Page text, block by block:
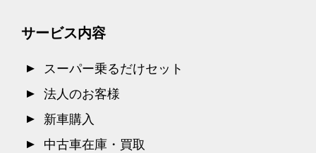
サービス内容
スーパー乗るだけセット
法人のお客様
新車購入
中古車在庫・買取